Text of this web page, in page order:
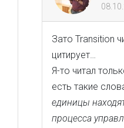
Зато Transition
цитирует…
Я-то читал
есть такие
единицы
процесса